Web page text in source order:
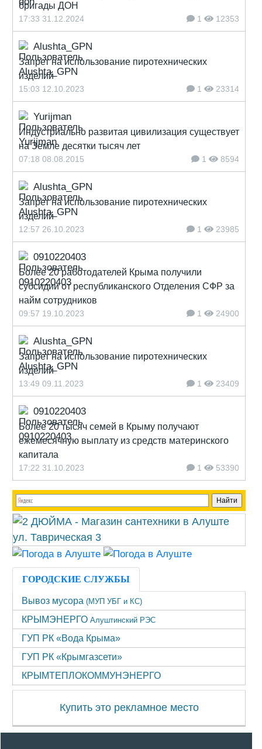
бригады ДОН
17:33 31.12.2024 1 12353
Alushta_GPN
Запрет на использование пиротехнических
изделий
15:03 12.10.2023 1 23314
Yurijman
Индустриально развитая цивилизация существует
на Земле десятки тысяч лет
07:18 08.08.2015 1 8594
Alushta_GPN
Запрет на использование пиротехнических
изделий
12:57 26.10.2023 1 23985
0910220403
Более 20 работодателей Крыма получили
субсидии от республиканского Отделения СФР за
найм сотрудников
09:57 19.10.2023 1 24900
Alushta_GPN
Запрет на использование пиротехнических
изделий
13:49 09.11.2023 1 23409
0910220403
Более 20 тысяч семей в Крыму получают
ежемесячную выплату из средств материнского
капитала
17:22 31.10.2023 1 53390
ГОРОДСКИЕ СЛУЖБЫ
Вывоз мусора (МУП УБГ и КС)
КРЫМЭНЕРГО Алуштинский РЭС
ГУП РК «Вода Крыма»
ГУП РК «Крымгазсети»
КРЫМТЕПЛОКОММУНЭНЕРГО
Купить это рекламное место